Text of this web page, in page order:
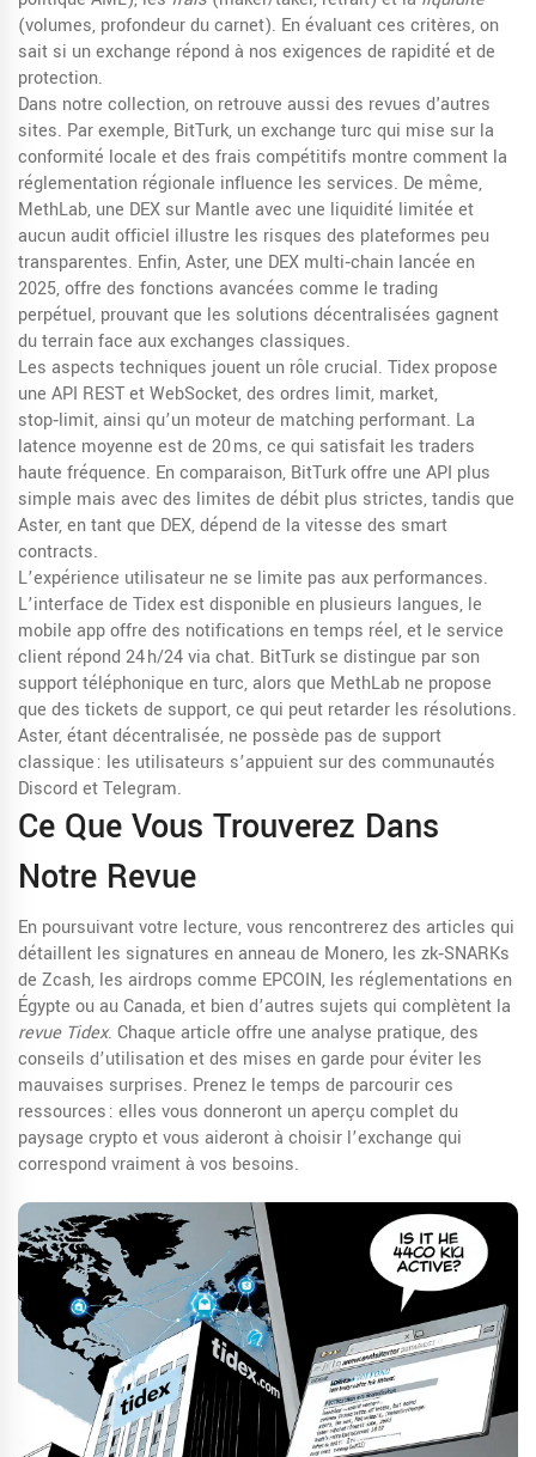
(volumes, profondeur du carnet). En évaluant ces critères, on
sait si un exchange répond à nos exigences de rapidité et de
protection.
Dans notre collection, on retrouve aussi des revues d'autres
sites. Par exemple, BitTurk, un exchange turc qui mise sur la
conformité locale et des frais compétitifs montre comment la
réglementation régionale influence les services. De même,
MethLab, une DEX sur Mantle avec une liquidité limitée et
aucun audit officiel illustre les risques des plateformes peu
transparentes. Enfin,Aster, une DEX multi‑chain lancée en
2025, offre des fonctions avancées comme le trading
perpétuel, prouvant que les solutions décentralisées gagnent
du terrain face aux exchanges classiques.
Les aspects techniques jouent un rôle crucial. Tidex propose
une API REST et WebSocket, des ordres limit, market,
stop‑limit, ainsi qu’un moteur de matching performant. La
latence moyenne est de 20 ms, ce qui satisfait les traders
haute fréquence. En comparaison, BitTurk offre une API plus
simple mais avec des limites de débit plus strictes, tandis que
Aster, en tant que DEX, dépend de la vitesse des smart
contracts.
L’expérience utilisateur ne se limite pas aux performances.
L’interface de Tidex est disponible en plusieurs langues, le
mobile app offre des notifications en temps réel, et le service
client répond 24 h/24 via chat. BitTurk se distingue par son
support téléphonique en turc, alors que MethLab ne propose
que des tickets de support, ce qui peut retarder les résolutions.
Aster, étant décentralisée, ne possède pas de support
classique : les utilisateurs s’appuient sur des communautés
Discord et Telegram.
Ce Que Vous Trouverez Dans
Notre Revue
En poursuivant votre lecture, vous rencontrerez des articles qui
détaillent les signatures en anneau de Monero, les zk‑SNARKs
de Zcash, les airdrops comme EPCOIN, les réglementations en
Égypte ou au Canada, et bien d’autres sujets qui complètent la
revue Tidex. Chaque article offre une analyse pratique, des
conseils d’utilisation et des mises en garde pour éviter les
mauvaises surprises. Prenez le temps de parcourir ces
ressources : elles vous donneront un aperçu complet du
paysage crypto et vous aideront à choisir l’exchange qui
correspond vraiment à vos besoins.